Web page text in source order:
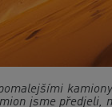
jsme předjeli,